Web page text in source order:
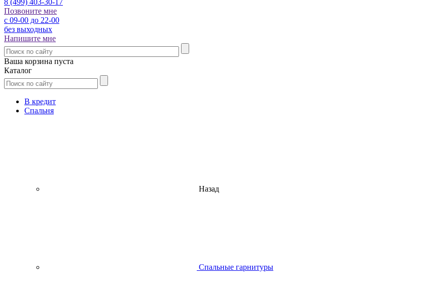
8 (499) 403-30-17
Позвоните мне
с 09-00 до 22-00
без выходных
Напишите мне
Ваша корзина пуста
Каталог
В кредит
Спальня
Назад
Спальные гарнитуры